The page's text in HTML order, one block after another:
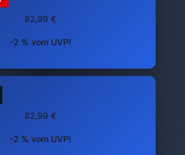
82,99 €
-2 % vom UVP!
82,99 €
-2 % vom UVP!